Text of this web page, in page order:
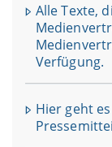
Alle Texte,
Verfügung.
Hier geht